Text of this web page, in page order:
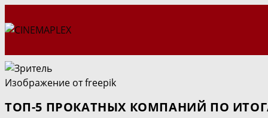
к
Изображение от freepik
ТОП-5 ПРОКАТНЫХ КОМПАНИЙ ПО